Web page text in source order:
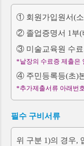
① 회원가입원서(
② 졸업증명서 1부(
③ 미술교육원 수료
*낱장의 수료증 제출은
④ 주민등록등(초)
*추가제출서류 아래번
필수 구비서류
위 구분 1)의 경우,